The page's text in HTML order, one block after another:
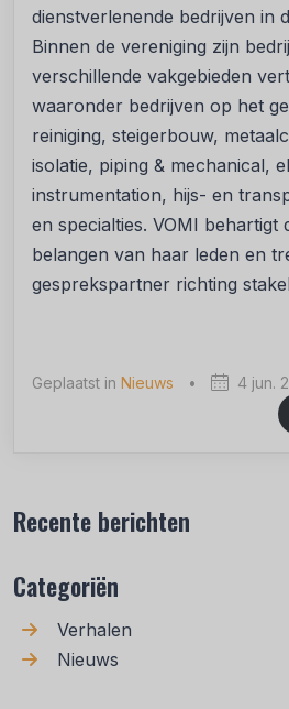
dienstverlenende bedrijven in
Binnen de vereniging zijn
verschillende vakgebieden
waaronder bedrijven op het
reiniging, steigerbouw,
isolatie, piping & mechanical,
instrumentation, hijs- en
en specialties. VOMI behartigt
belangen van haar leden en
gesprekspartner richting
Geplaatst in Nieuws • 4 jun.
Recente berichten
Categoriën
Verhalen
Nieuws